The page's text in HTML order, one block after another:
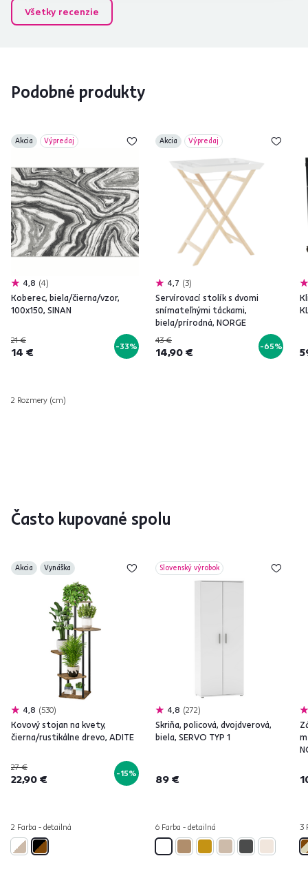
Všetky recenzie
Podobné produkty
Akcia Výpredaj
4,8 4
Koberec, biela/čierna/vzor,
100x150, SINAN
21 €
14 € -33%
2 Rozmery (cm)
Akcia Výpredaj
4,7 3
Servírovací stolík s dvomi
snímateľnými táckami,
biela/prírodná, NORGE
43 €
14,90 € -65%
Často kupované spolu
Akcia Vynáška
4,8 530
Kovový stojan na kvety,
čierna/rustikálne drevo, ADITE
27 €
22,90 € -15%
2 Farba - detailná
Slovenský výrobok
4,8 272
Skriňa, policová, dvojdverová,
biela, SERVO TYP 1
89 €
6 Farba - detailná 3